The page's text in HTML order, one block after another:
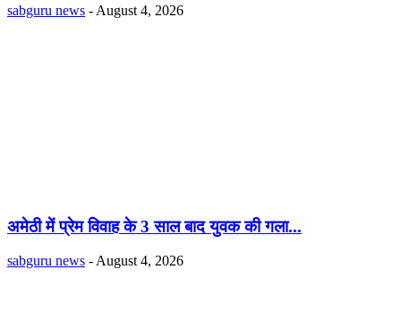
sabguru news - August 4, 2026
अमेठी में प्रेम विवाह के 3 साल बाद युवक की गला...
sabguru news - August 4, 2026